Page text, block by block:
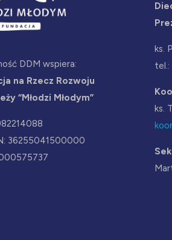
DDM wspiera:
na Rzecz Rozwoju
“Młodzi Młodym”
36255041500000
ks.
tel.:
ks.